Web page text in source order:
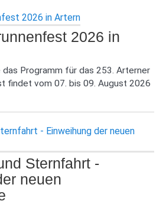
2026 in
das Programm für das 253. Arterner
findet vom 07. bis 09. August 2026
Sternfahrt -
neuen